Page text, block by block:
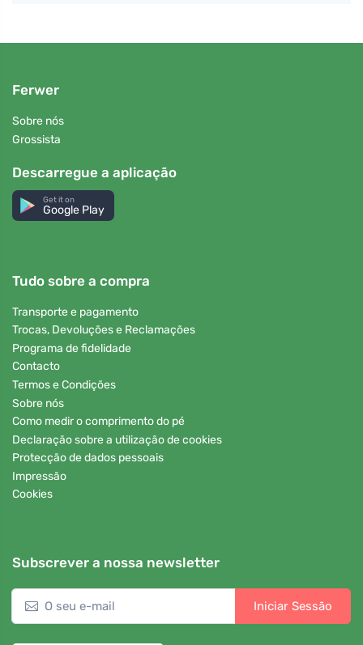
Ferwer
Sobre nós
Grossista
Descarregue a aplicação
Get it on
Google Play
Tudo sobre a compra
Transporte e pagamento
Trocas, Devoluções e Reclamações
Programa de fidelidade
Contacto
Termos e Condições
Sobre nós
Como medir o comprimento do pé
Declaração sobre a utilização de cookies
Protecção de dados pessoais
Impressão
Cookies
Subscrever a nossa newsletter
Iniciar Sessão